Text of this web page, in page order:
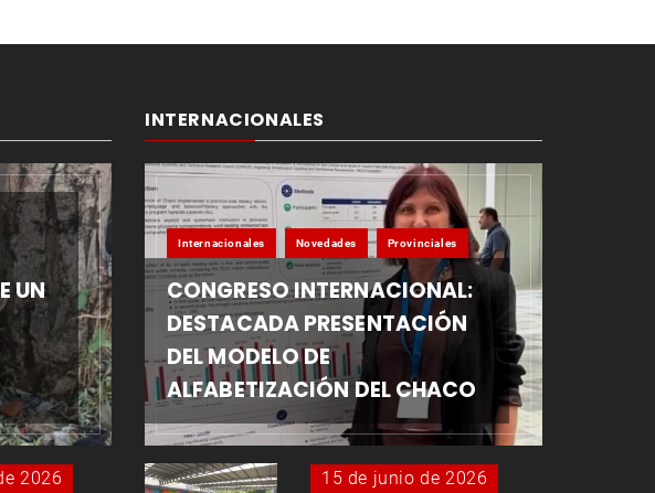
UN
2026
INTERNACIONALES
Internacionales Novedades Provinciales
CONGRESO INTERNACIONAL:
DESTACADA PRESENTACIÓN
DEL MODELO DE
ALFABETIZACIÓN DEL CHACO
15 de junio de 2026